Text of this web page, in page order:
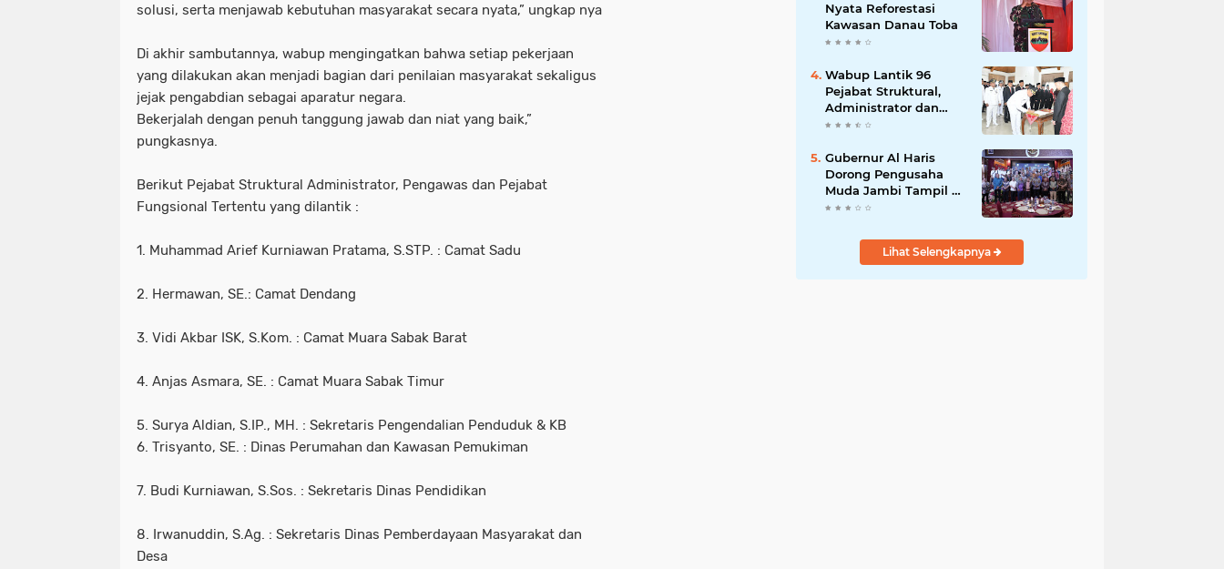
solusi, serta menjawab kebutuhan masyarakat secara nyata,” ungkap nya
Di akhir sambutannya, wabup mengingatkan bahwa setiap pekerjaan
yang dilakukan akan menjadi bagian dari penilaian masyarakat sekaligus
jejak pengabdian sebagai aparatur negara.
Bekerjalah dengan penuh tanggung jawab dan niat yang baik,”
pungkasnya.
Berikut Pejabat Struktural Administrator, Pengawas dan Pejabat
Fungsional Tertentu yang dilantik :
1. Muhammad Arief Kurniawan Pratama, S.STP. : Camat Sadu
2. Hermawan, SE.: Camat Dendang
3. Vidi Akbar ISK, S.Kom. : Camat Muara Sabak Barat
4. Anjas Asmara, SE. : Camat Muara Sabak Timur
5. Surya Aldian, S.IP., MH. : Sekretaris Pengendalian Penduduk & KB
6. Trisyanto, SE. : Dinas Perumahan dan Kawasan Pemukiman
7. Budi Kurniawan, S.Sos. : Sekretaris Dinas Pendidikan
8. Irwanuddin, S.Ag. : Sekretaris Dinas Pemberdayaan Masyarakat dan
Desa
Nyata Reforestasi
Kawasan Danau Toba
Wabup Lantik 96
Pejabat Struktural,
Administrator dan
Pengawas di Lingkup
Gubernur Al Haris
Dorong Pengusaha
Muda Jambi Tampil di
Tingkat Nasional pada
Lihat Selengkapnya